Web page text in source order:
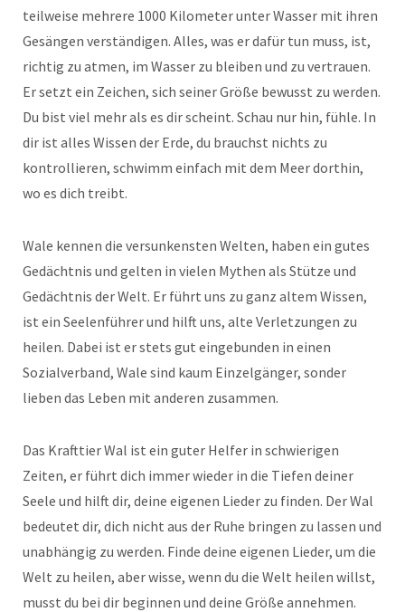
teilweise mehrere 1000 Kilometer unter Wasser mit ihren
Gesängen verständigen. Alles, was er dafür tun muss, ist,
richtig zu atmen, im Wasser zu bleiben und zu vertrauen.
Er setzt ein Zeichen, sich seiner Größe bewusst zu werden.
Du bist viel mehr als es dir scheint. Schau nur hin, fühle. In
dir ist alles Wissen der Erde, du brauchst nichts zu
kontrollieren, schwimm einfach mit dem Meer dorthin,
wo es dich treibt.
Wale kennen die versunkensten Welten, haben ein gutes
Gedächtnis und gelten in vielen Mythen als Stütze und
Gedächtnis der Welt. Er führt uns zu ganz altem Wissen,
ist ein Seelenführer und hilft uns, alte Verletzungen zu
heilen. Dabei ist er stets gut eingebunden in einen
Sozialverband, Wale sind kaum Einzelgänger, sonder
lieben das Leben mit anderen zusammen.
Das Krafttier Wal ist ein guter Helfer in schwierigen
Zeiten, er führt dich immer wieder in die Tiefen deiner
Seele und hilft dir, deine eigenen Lieder zu finden. Der Wal
bedeutet dir, dich nicht aus der Ruhe bringen zu lassen und
unabhängig zu werden. Finde deine eigenen Lieder, um die
Welt zu heilen, aber wisse, wenn du die Welt heilen willst,
musst du bei dir beginnen und deine Größe annehmen.